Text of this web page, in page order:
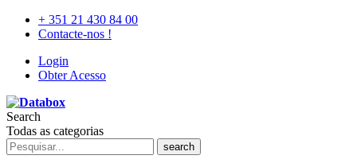
+ 351 21 430 84 00
Contacte-nos !
Login
Obter Acesso
Search
Todas as categorias
search